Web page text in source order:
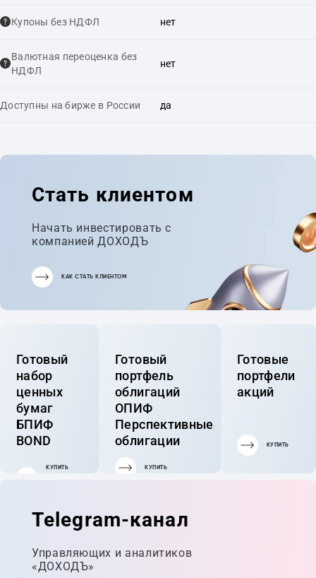
Купоны без НДФЛ нет
Валютная переоценка без
НДФЛ
нет
Доступны на бирже в России да
Стать клиентом
Начать инвестировать с
компанией ДОХОДЪ
КАК СТАТЬ КЛИЕНТОМ
Готовый
набор
ценных
бумаг
БПИФ
BOND
КУПИТЬ
Готовый
портфель
облигаций
ОПИФ
Перспективные
облигации
КУПИТЬ
Готовые
портфели
акций
КУПИТЬ
Telegram-канал
Управляющих и аналитиков
«ДОХОДЪ»